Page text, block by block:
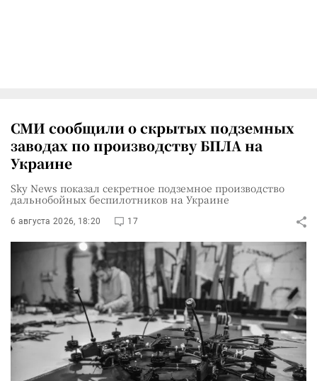
СМИ сообщили о скрытых подземных
заводах по производству БПЛА на
Украине
Sky News показал секретное подземное производство
дальнобойных беспилотников на Украине
6 августа 2026, 18:20 17